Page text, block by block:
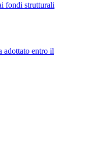
fondi strutturali
adottato entro il